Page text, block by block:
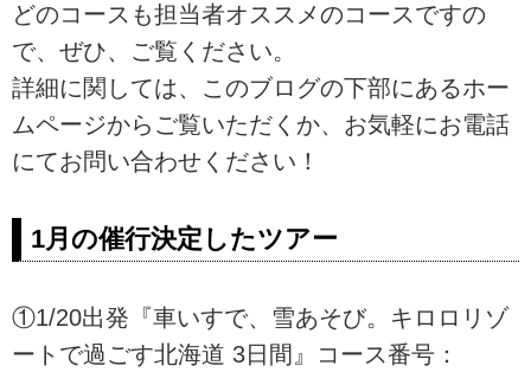
どのコースも担当者オススメのコースですの
で、ぜひ、ご覧ください。
詳細に関しては、このブログの下部にあるホー
ムページからご覧いただくか、お気軽にお電話
にてお問い合わせください！
1月の催行決定したツアー
①1/20出発『車いすで、雪あそび。キロロリゾ
ートで過ごす北海道 3日間』コース番号：